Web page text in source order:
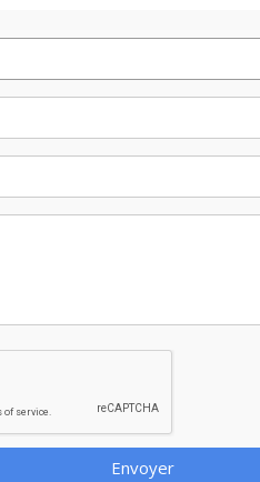
Envoyer